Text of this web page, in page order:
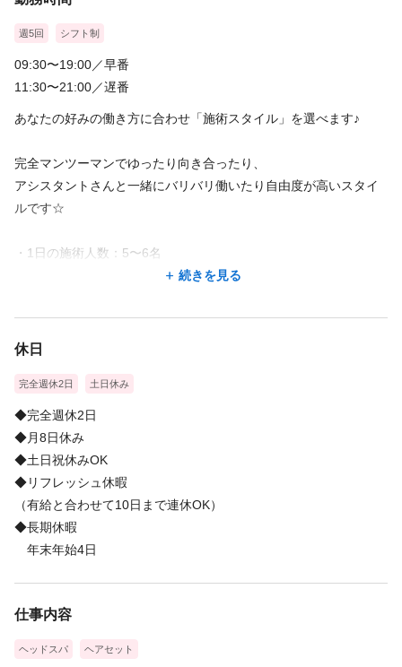
＜試用期間あり＞ 6ヶ月 / 月給 250,000円 〜 1,000,000円
週5回 シフト制
09:30〜19:00／早番
11:30〜21:00／遅番
あなたの好みの働き方に合わせ「施術スタイル」を選べます♪
完全マンツーマンでゆったり向き合ったり、
アシスタントさんと一緒にバリバリ働いたり自由度が高いスタイ
ルです☆
・1日の施術人数：5〜6名
09:30・・出社
10:00・・サロンワーク(1日5,6人の施術)
18:50・・片付け
19:00・・退社
続きを見る
休日
完全週休2日 土日休み
◆完全週休2日
◆月8日休み
◆土日祝休みOK
◆リフレッシュ休暇
（有給と合わせて10日まで連休OK）
◆長期休暇
年末年始4日
仕事内容
ヘッドスパ ヘアセット